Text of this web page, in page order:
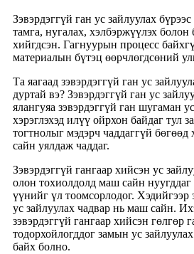
Зэвэрдэггүй ган ус зайлуулах
тамга, нугалах, хэлбэржүүлэх болон
хийгдсэн. Гагнуурын процесс
материалын бүтэц өөрчлөгдсөний
Та яагаад зэвэрдэггүй ган ус
дуртай вэ? Зэвэрдэггүй ган ус
ялангуяа зэвэрдэггүй ган шугаман
хэрэглэхэд илүү ойрхон байдаг тул
тогтнолыг мэдэрч чаддаггүй бөгөөд
сайн уялдаж чаддаг.
Зэвэрдэггүй гангаар хийсэн ус
олон тохиолдолд маш сайн нуугддаг
үүнийг үл тоомсорлодог.
ус зайлуулах чадвар нь маш сайн.
зэвэрдэггүй гангаар хийсэн гөлгөр
тодорхойлогддог замын ус
байх болно.